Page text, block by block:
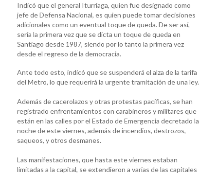
Indicó que el general Iturriaga, quien fue designado como
jefe de Defensa Nacional, es quien puede tomar decisiones
adicionales como un eventual toque de queda. De ser así,
sería la primera vez que se dicta un toque de queda en
Santiago desde 1987, siendo por lo tanto la primera vez
desde el regreso de la democracia.
Ante todo esto, indicó que se suspenderá el alza de la tarifa
del Metro, lo que requerirá la urgente tramitación de una ley.
Además de cacerolazos y otras protestas pacíficas, se han
registrado enfrentamientos con carabineros y militares que
están en las calles por el Estado de Emergencia decretado la
noche de este viernes, además de incendios, destrozos,
saqueos, y otros desmanes.
Las manifestaciones, que hasta este viernes estaban
limitadas a la capital, se extendieron a varias de las capitales